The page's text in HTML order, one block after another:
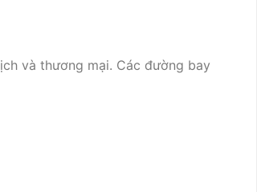
và thương mại. Các đường bay